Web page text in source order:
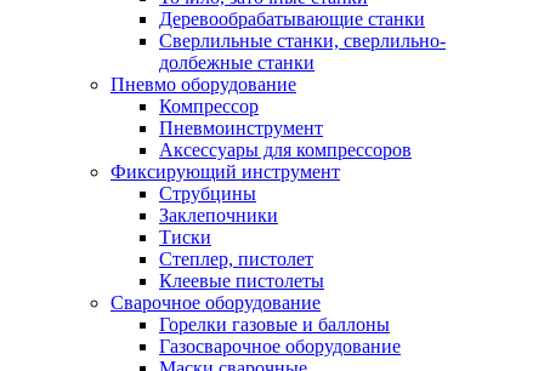
Деревообрабатывающие станки
Сверлильные станки, сверлильно-
долбежные станки
Пневмо оборудование
Компрессор
Пневмоинструмент
Аксессуары для компрессоров
Фиксирующий инструмент
Струбцины
Заклепочники
Тиски
Степлер, пистолет
Клеевые пистолеты
Сварочное оборудование
Горелки газовые и баллоны
Газосварочное оборудование